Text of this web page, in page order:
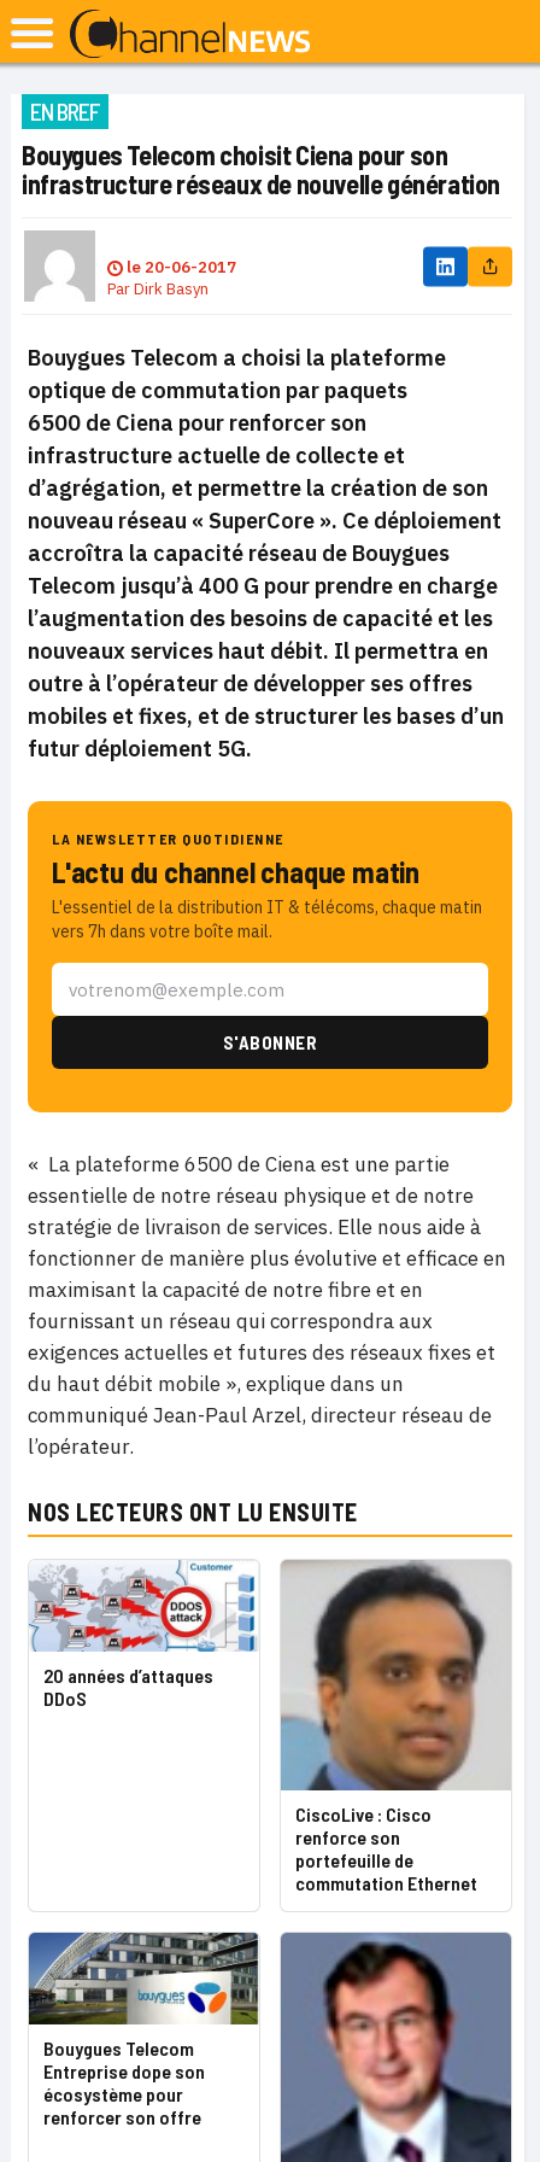
EN BREF
Bouygues Telecom choisit Ciena pour son
infrastructure réseaux de nouvelle génération
le 20-06-2017
ParDirk Basyn
Bouygues Telecom a choisi la plateforme
optique de commutation par paquets
6500 de Ciena pour renforcer son
infrastructure actuelle de collecte et
d’agrégation, et permettre la création de son
nouveau réseau « SuperCore ». Ce déploiement
accroîtra la capacité réseau de Bouygues
Telecom jusqu’à 400 G pour prendre en charge
l’augmentation des besoins de capacité et les
nouveaux services haut débit. Il permettra en
outre à l’opérateur de développer ses offres
mobiles et fixes, et de structurer les bases d’un
futur déploiement 5G.
LA NEWSLETTER QUOTIDIENNE
L'actu du channel chaque matin
L'essentiel de la distribution IT & télécoms, chaque matin
vers 7h dans votre boîte mail.
« La plateforme 6500 de Ciena est une partie
essentielle de notre réseau physique et de notre
stratégie de livraison de services. Elle nous aide à
fonctionner de manière plus évolutive et efficace en
maximisant la capacité de notre fibre et en
fournissant un réseau qui correspondra aux
exigences actuelles et futures des réseaux fixes et
du haut débit mobile », explique dans un
communiqué Jean-Paul Arzel, directeur réseau de
l’opérateur.
NOS LECTEURS ONT LU ENSUITE
20 années d’attaques
DDoS
CiscoLive : Cisco
renforce son
portefeuille de
commutation Ethernet
Bouygues Telecom
Entreprise dope son
écosystème pour
renforcer son offre